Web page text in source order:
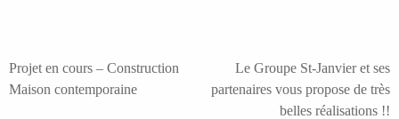
NAVIGATION
DE
Projet en cours – Construction
Maison contemporaine
Le Groupe St-Janvier et ses
partenaires vous propose de très
belles réalisations !!